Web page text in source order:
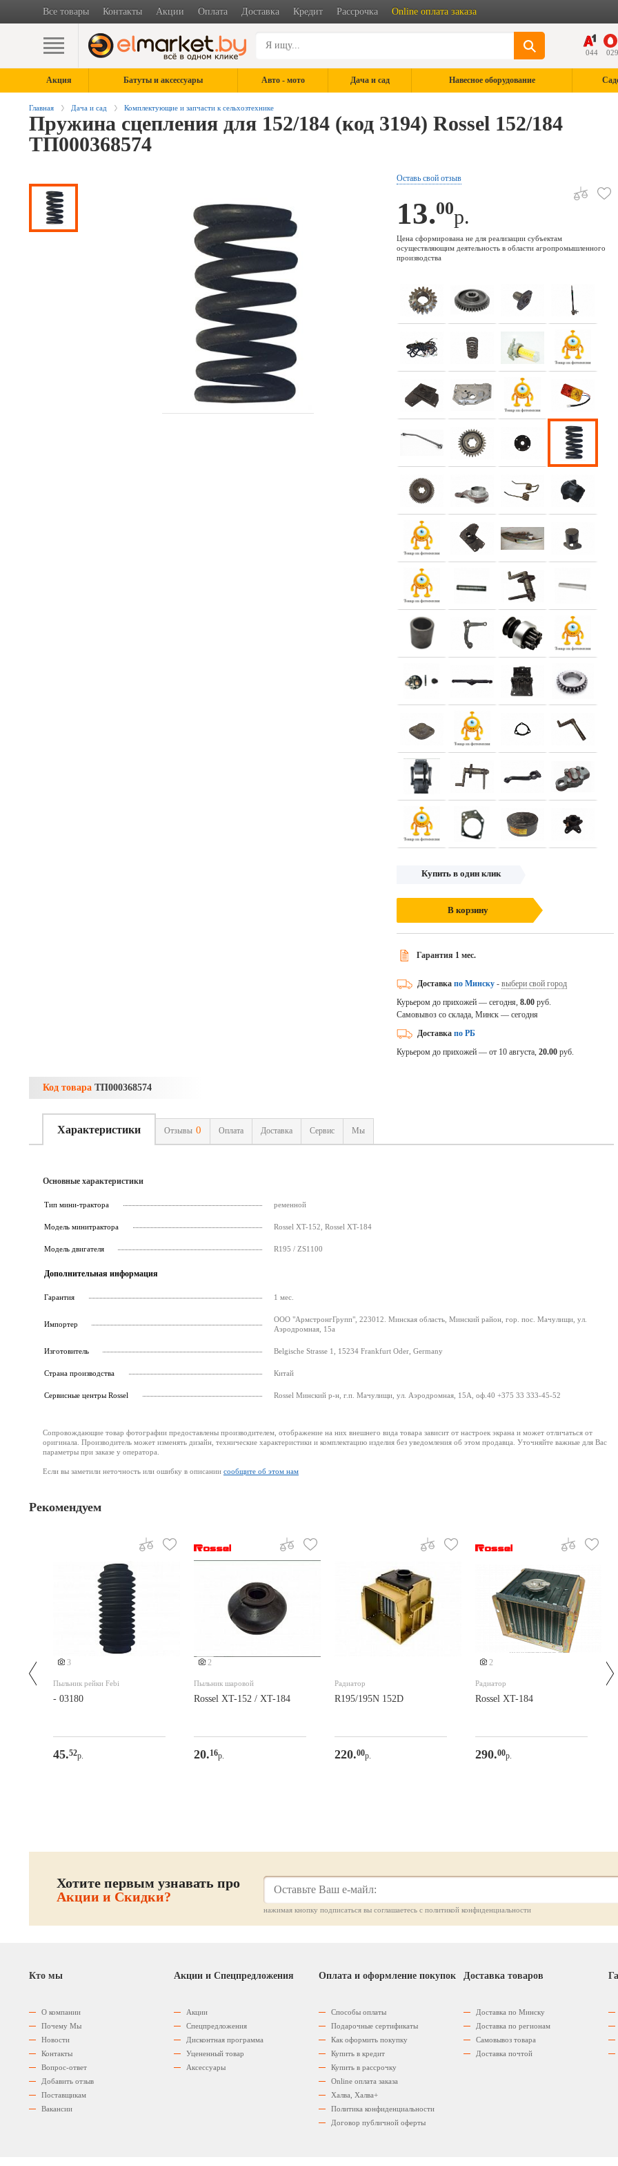
Все товары Контакты Акции Оплата Доставка Кредит Рассрочка Online оплата заказа
044 029
Акция Батуты и аксессуары Авто - мото Дача и сад Навесное оборудование
Главная Дача и сад Комплектующие и запчасти к сельхозтехнике
Пружина сцепления для 152/184 (код 3194) Rossel 152/184
ТП000368574
Оставь свой отзыв
13.00р.
Цена сформирована не для реализации субъектам
осуществляющим деятельность в области агропромышленного
производства
Купить в один клик
В корзину
Гарантия 1 мес.
Доставка по Минску- выбери свой город
Курьером до прихожей — сегодня, 8.00 руб.
Самовывоз со склада, Минск — сегодня
Доставка по РБ
Курьером до прихожей — от 10 августа, 20.00 руб.
Код товара ТП000368574
Характеристики Отзывы 0 Оплата Доставка Сервис Мы
Основные характеристики
Тип мини-трактора ременной
Модель минитрактора Rossel XT-152, Rossel XT-184
Модель двигателя R195 / ZS1100
Дополнительная информация
Гарантия 1 мес.
Импортер
ООО "АрмстронгГрупп", 223012. Минская область, Минский район, гор. пос. Мачулищи, ул.
Аэродромная, 15а
Изготовитель Belgische Strasse 1, 15234 Frankfurt Oder, Germany
Страна производства Китай
Cервисные центры Rossel Rossel Минский р-н, г.п. Мачулищи, ул. Аэродромная, 15А, оф.40 +375 33 333-45-52
Сопровождающие товар фотографии предоставлены производителем, отображение на них внешнего вида товара зависит от настроек экрана и может отличаться от
оригинала. Производитель может изменять дизайн, технические характеристики и комплектацию изделия без уведомления об этом продавца. Уточняйте важные для Вас
параметры при заказе у оператора.
Если вы заметили неточность или ошибку в описании сообщите об этом нам
Рекомендуем
3
Пыльник рейки Febi
- 03180
45.52р.
2
Пыльник шаровой
Rossel XT-152 / XT-184
20.16р.
Радиатор
R195/195N 152D
220.00р.
2
Радиатор
Rossel XT-184
290.00р.
Хотите первым узнавать про
Акции и Скидки?
нажимая кнопку подписаться вы соглашаетесь с политикой конфиденциальности
Кто мы
О компании
Почему Мы
Новости
Контакты
Вопрос-ответ
Добавить отзыв
Поставщикам
Вакансии
Акции и Спецпредложения
Акции
Спецпредложения
Дисконтная программа
Уцененный товар
Аксессуары
Оплата и оформление покупок
Способы оплаты
Подарочные сертификаты
Как оформить покупку
Купить в кредит
Купить в рассрочку
Оnline оплата заказа
Халва, Халва+
Политика конфиденциальности
Договор публичной оферты
Доставка товаров
Доставка по Минску
Доставка по регионам
Самовывоз товара
Доставка почтой